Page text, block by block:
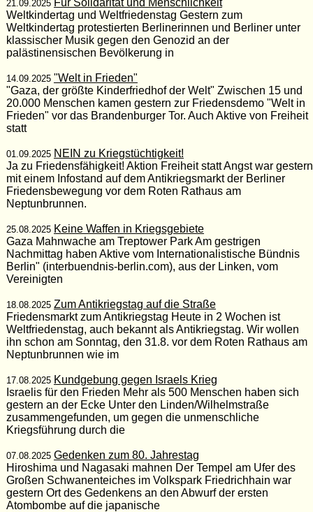
21.09.2025
Weltkindertag und Weltfriedenstag Gestern zum
Weltkindertag protestierten Berlinerinnen und Berliner unter
klassischer Musik gegen den Genozid an der
palästinensischen Bevölkerung in
14.09.2025 "Welt in Frieden"
"Gaza, der größte Kinderfriedhof der Welt" Zwischen 15 und
20.000 Menschen kamen gestern zur Friedensdemo "Welt in
Frieden" vor das Brandenburger Tor. Auch Aktive von Freiheit
statt
01.09.2025 NEIN zu Kriegstüchtigkeit!
Ja zu Friedensfähigkeit! Aktion Freiheit statt Angst war gestern
mit einem Infostand auf dem Antikriegsmarkt der Berliner
Friedensbewegung vor dem Roten Rathaus am
Neptunbrunnen.
25.08.2025 Keine Waffen in Kriegsgebiete
Gaza Mahnwache am Treptower Park Am gestrigen
Nachmittag haben Aktive vom Internationalistische Bündnis
Berlin" (interbuendnis-berlin.com), aus der Linken, vom
Vereinigten
18.08.2025 Zum Antikriegstag auf die Straße
Friedensmarkt zum Antikriegstag Heute in 2 Wochen ist
Weltfriedenstag, auch bekannt als Antikriegstag. Wir wollen
ihn schon am Sonntag, den 31.8. vor dem Roten Rathaus am
Neptunbrunnen wie im
17.08.2025 Kundgebung gegen Israels Krieg
Israelis für den Frieden Mehr als 500 Menschen haben sich
gestern an der Ecke Unter den Linden/Wilhelmstraße
zusammengefunden, um gegen die unmenschliche
Kriegsführung durch die
07.08.2025 Gedenken zum 80. Jahrestag
Hiroshima und Nagasaki mahnen Der Tempel am Ufer des
Großen Schwanenteiches im Volkspark Friedrichhain war
gestern Ort des Gedenkens an den Abwurf der ersten
Atombombe auf die japanische